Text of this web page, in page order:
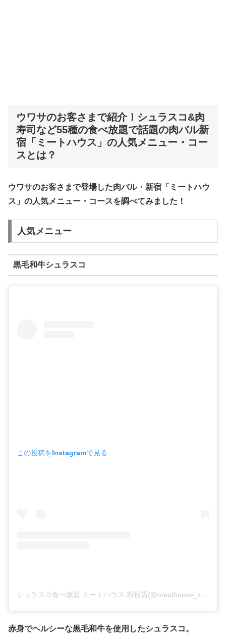
ウワサのお客さまで紹介！シュラスコ&肉
寿司など55種の食べ放題で話題の肉バル新
宿「ミートハウス」の人気メニュー・コー
スとは？
ウワサのお客さまで登場した肉バル・新宿「ミートハウ
ス」の人気メニュー・コースを調べてみました！
人気メニュー
黒毛和牛シュラスコ
この投稿をInstagramで見る
赤身でヘルシーな黒毛和牛を使用したシュラスコ。